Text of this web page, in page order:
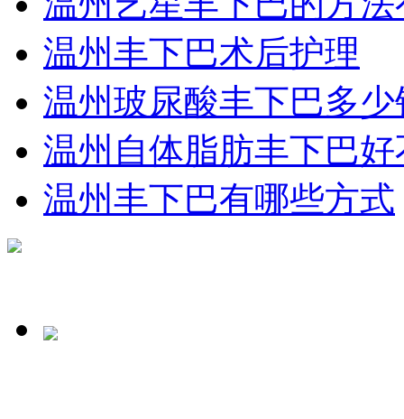
温州丰下巴术后护理
温州玻尿酸丰下巴多少
温州自体脂肪丰下巴好
温州丰下巴有哪些方式